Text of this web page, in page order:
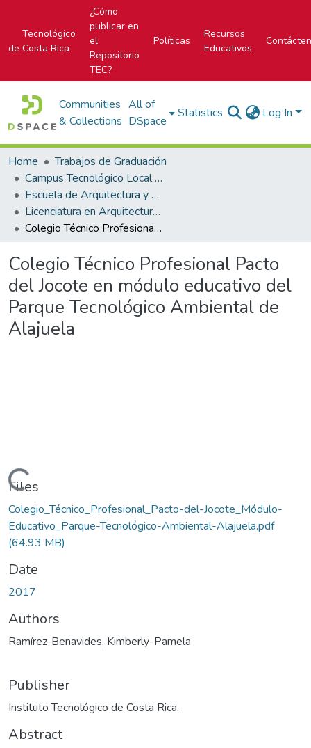
Tecnológico
de Costa Rica
¿Cómo
publicar en
el
Repositorio
TEC?
Políticas
Recursos
Educativos
Communities
& Collections
All of
DSpace
Statistics Log In
Home
Trabajos de Graduación
Campus Tecnológico Local San José
Escuela de Arquitectura y Urbanismo
Licenciatura en Arquitectura y Urbanismo
Colegio Técnico Profesional Pacto del Jocote en módulo educativo del Parque Tecnológico Ambiental de Alajuela
Colegio Técnico Profesional Pacto
del Jocote en módulo educativo del
Parque Tecnológico Ambiental de
Alajuela
Files
Colegio_Técnico_Profesional_Pacto-del-Jocote_Módulo-
Educativo_Parque-Tecnológico-Ambiental-Alajuela.pdf
(64.93 MB)
Date
2017
Authors
Ramírez-Benavides, Kimberly-Pamela
Publisher
Instituto Tecnológico de Costa Rica.
Abstract